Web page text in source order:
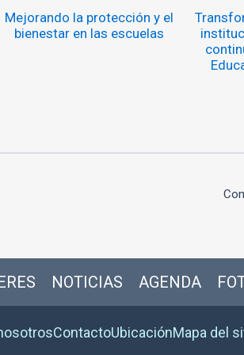
Mejorando la protección y el
bienestar en las escuelas
NOTICIAS AGENDA
ContactoUbicaciónMapa del